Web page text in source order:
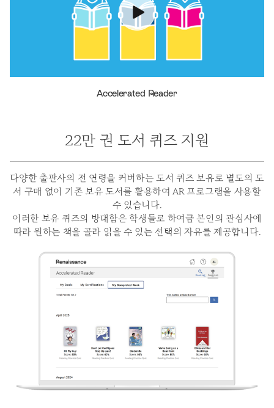
Accelerated Reader
22만 권 도서 퀴즈 지원
다양한 출판사의 전 연령을 커버하는 도서 퀴즈 보유로 별도의 도
서 구매 없이 기존 보유 도서를 활용하여 AR 프로그램을 사용할
수 있습니다.
이러한 보유 퀴즈의 방대함은 학생들로 하여금 본인의 관심사에
따라 원하는 책을 골라 읽을 수 있는 선택의 자유를 제공합니다.